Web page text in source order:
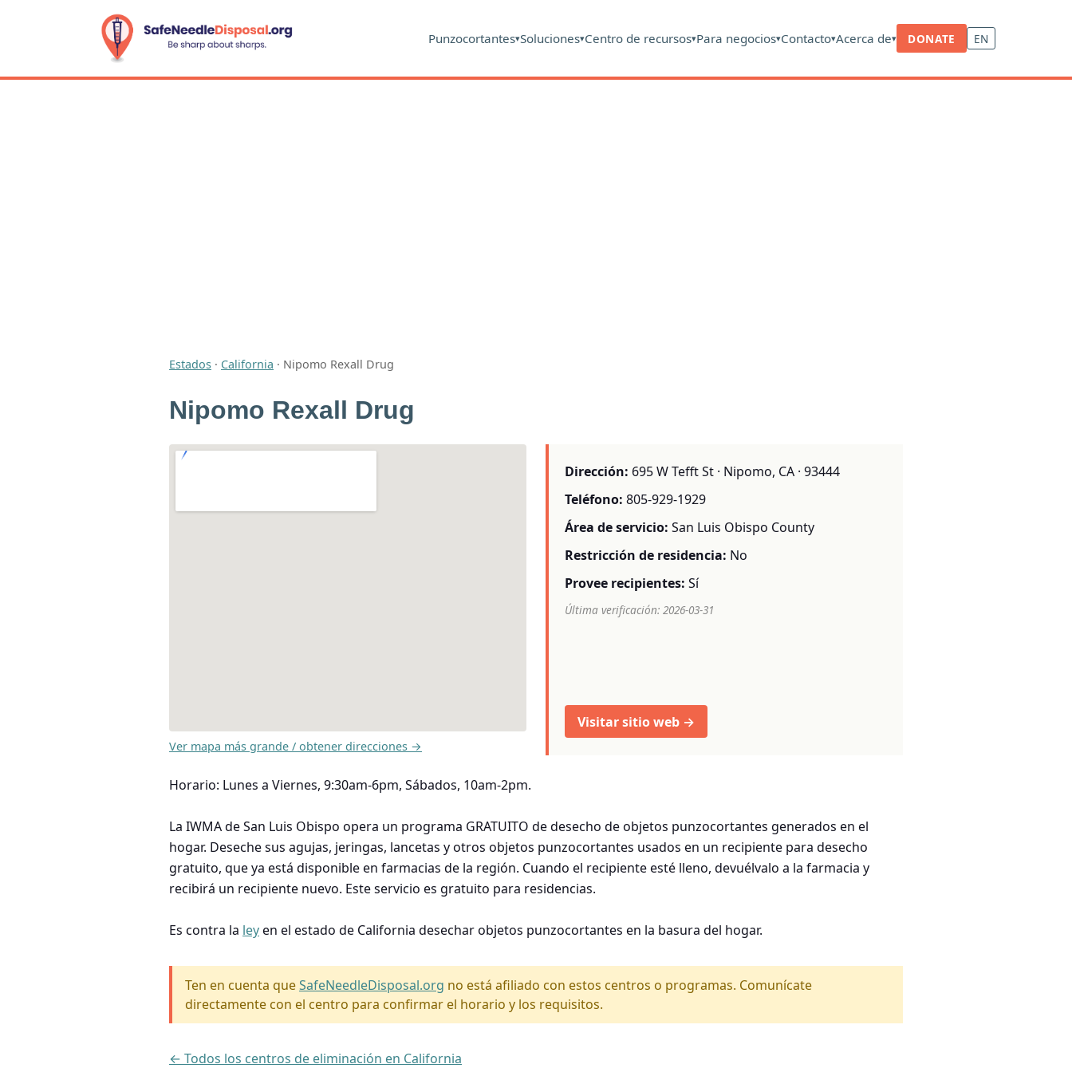
Punzocortantes▾Soluciones▾Centro de recursos▾Para negocios▾Contacto▾Acerca de▾ DONATE EN
Estados · California · Nipomo Rexall Drug
Nipomo Rexall Drug
Ver mapa más grande / obtener direcciones →
Dirección: 695 W Tefft St · Nipomo, CA · 93444
Teléfono: 805-929-1929
Área de servicio: San Luis Obispo County
Restricción de residencia: No
Provee recipientes: Sí
Última verificación: 2026-03-31
Visitar sitio web →
Horario: Lunes a Viernes, 9:30am-6pm, Sábados, 10am-2pm.
La IWMA de San Luis Obispo opera un programa GRATUITO de desecho de objetos punzocortantes generados en el
hogar. Deseche sus agujas, jeringas, lancetas y otros objetos punzocortantes usados en un recipiente para desecho
gratuito, que ya está disponible en farmacias de la región. Cuando el recipiente esté lleno, devuélvalo a la farmacia y
recibirá un recipiente nuevo. Este servicio es gratuito para residencias.
Es contra la leyen el estado de California desechar objetos punzocortantes en la basura del hogar.
Ten en cuenta queSafeNeedleDisposal.org no está afiliado con estos centros o programas. Comunícate
directamente con el centro para confirmar el horario y los requisitos.
← Todos los centros de eliminación en California